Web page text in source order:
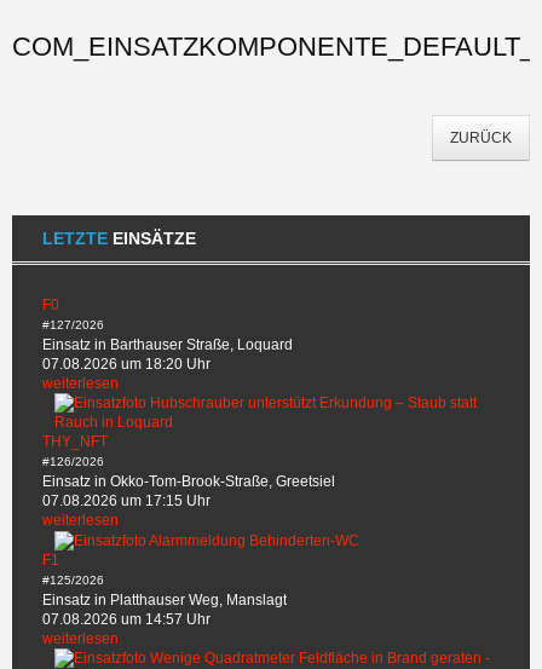
LETZTE EINSÄTZE
F0
#127/2026
Einsatz in Barthauser Straße, Loquard
07.08.2026 um 18:20 Uhr
weiterlesen
THY_NFT
#126/2026
Einsatz in Okko-Tom-Brook-Straße, Greetsiel
07.08.2026 um 17:15 Uhr
weiterlesen
F1
#125/2026
Einsatz in Platthauser Weg, Manslagt
07.08.2026 um 14:57 Uhr
weiterlesen